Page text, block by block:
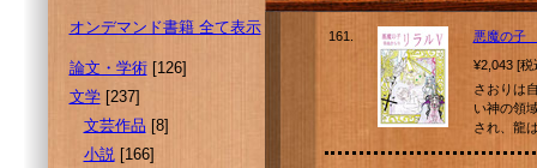
オンデマンド書籍 全て表示
論文・学術[126]
文学[237]
文芸作品 [8]
小説[166]
161.
悪魔の
¥2,043 [
さおりは
い神の領
され、龍